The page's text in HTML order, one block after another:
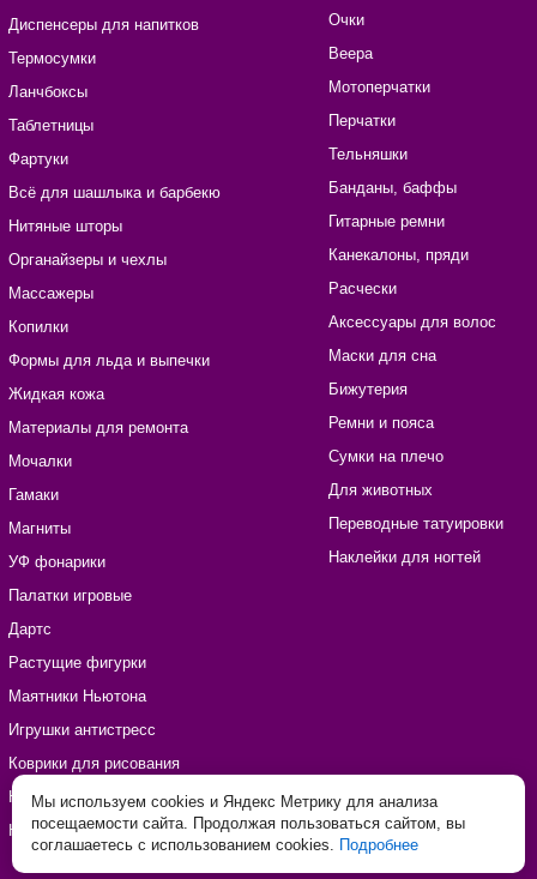
Диспенсеры для напитков
Термосумки
Ланчбоксы
Таблетницы
Фартуки
Всё для шашлыка и барбекю
Нитяные шторы
Органайзеры и чехлы
Массажеры
Копилки
Формы для льда и выпечки
Жидкая кожа
Материалы для ремонта
Мочалки
Гамаки
Магниты
УФ фонарики
Палатки игровые
Дартс
Растущие фигурки
Маятники Ньютона
Игрушки антистресс
Коврики для рисования
Наборы для рукоделия
Наклейки виниловые
Очки
Веера
Мотоперчатки
Перчатки
Тельняшки
Банданы, баффы
Гитарные ремни
Канекалоны, пряди
Расчески
Аксессуары для волос
Маски для сна
Бижутерия
Ремни и пояса
Сумки на плечо
Для животных
Переводные татуировки
Наклейки для ногтей
Мы используем cookies и Яндекс Метрику для анализа
посещаемости сайта. Продолжая пользоваться сайтом, вы
соглашаетесь с использованием cookies. Подробнее